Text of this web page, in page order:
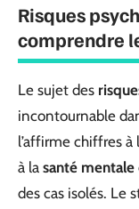
Risques
comprendre
Le sujet des
incontournable
l’affirme chiffres à
à la santé mentale
des cas isolés. Le